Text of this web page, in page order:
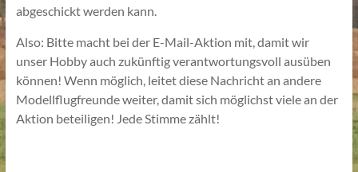
abgeschickt werden kann.
Also: Bitte macht bei der E-Mail-Aktion mit, damit wir
unser Hobby auch zukünftig verantwortungsvoll ausüben
können! Wenn möglich, leitet diese Nachricht an andere
Modellflugfreunde weiter, damit sich möglichst viele an der
Aktion beteiligen! Jede Stimme zählt!